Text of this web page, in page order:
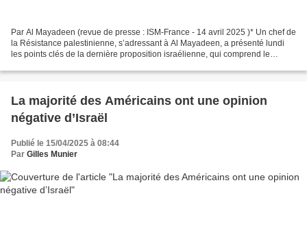
Par Al Mayadeen (revue de presse : ISM-France - 14 avril 2025 )* Un chef de
la Résistance palestinienne, s’adressant à Al Mayadeen, a présenté lundi
les points clés de la dernière proposition israélienne, qui comprend le
La majorité des Américains ont une opinion
négative d’Israël
Publié le 15/04/2025 à 08:44
Par Gilles Munier